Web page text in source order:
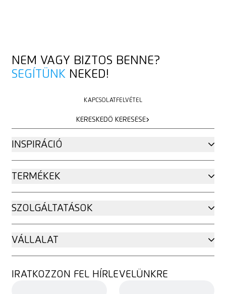
NEM VAGY BIZTOS BENNE?
SEGÍTÜNKNEKED!
KAPCSOLATFELVÉTEL
KERESKEDŐ KERESÉSE
INSPIRÁCIÓ
TERMÉKEK
SZOLGÁLTATÁSOK
VÁLLALAT
IRATKOZZON FEL HÍRLEVELÜNKRE